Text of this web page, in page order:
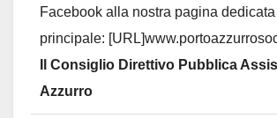
Facebook alla nostra pagina
principale:
Il Consiglio Direttivo Pubblica
Azzurro